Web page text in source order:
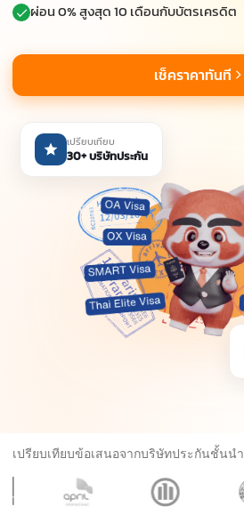
ผ่อน 0% สูงสุด 10 เดือนกับบัตรเครดิต
เช็คราคาทันที
เปรียบเทียบ
30+ บริษัทประกัน
เปรียบเทียบข้อเสนอจากบริษัทประกันชั้นนำ